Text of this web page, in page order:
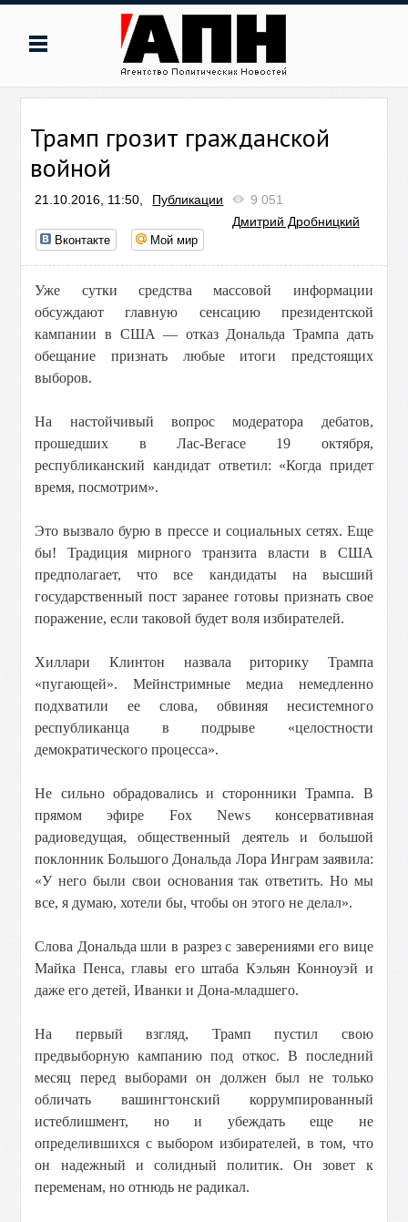
Трамп грозит гражданской
войной
21.10.2016, 11:50, Публикации
9 051
Дмитрий Дробницкий
Вконтакте Мой мир
Уже сутки средства массовой информации
обсуждают главную сенсацию президентской
кампании в США — отказ Дональда Трампа дать
обещание признать любые итоги предстоящих
выборов.
На настойчивый вопрос модератора дебатов,
прошедших в Лас-Вегасе 19 октября,
республиканский кандидат ответил: «Когда придет
время, посмотрим».
Это вызвало бурю в прессе и социальных сетях. Еще
бы! Традиция мирного транзита власти в США
предполагает, что все кандидаты на высший
государственный пост заранее готовы признать свое
поражение, если таковой будет воля избирателей.
Хиллари Клинтон назвала риторику Трампа
«пугающей». Мейнстримные медиа немедленно
подхватили ее слова, обвиняя несистемного
республиканца в подрыве «целостности
демократического процесса».
Не сильно обрадовались и сторонники Трампа. В
прямом эфире Fox News консервативная
радиоведущая, общественный деятель и большой
поклонник Большого Дональда Лора Инграм заявила:
«У него были свои основания так ответить. Но мы
все, я думаю, хотели бы, чтобы он этого не делал».
Слова Дональда шли в разрез с заверениями его вице
Майка Пенса, главы его штаба Кэльян Конноуэй и
даже его детей, Иванки и Дона-младшего.
На первый взгляд, Трамп пустил свою
предвыборную кампанию под откос. В последний
месяц перед выборами он должен был не только
обличать вашингтонский коррумпированный
истеблишмент, но и убеждать еще не
определившихся с выбором избирателей, в том, что
он надежный и солидный политик. Он зовет к
переменам, но отнюдь не радикал.